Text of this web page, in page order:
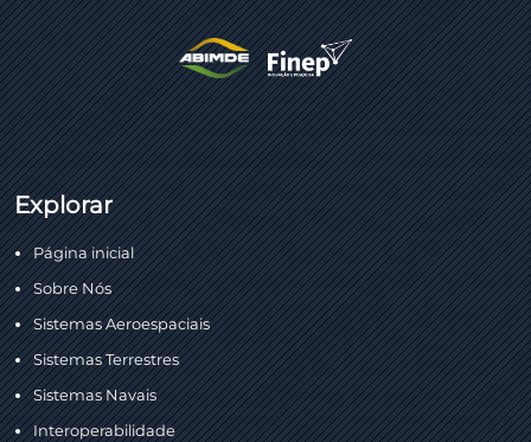
Explorar
Página inicial
Sobre Nós
Sistemas Aeroespaciais
Sistemas Terrestres
Sistemas Navais
Interoperabilidade